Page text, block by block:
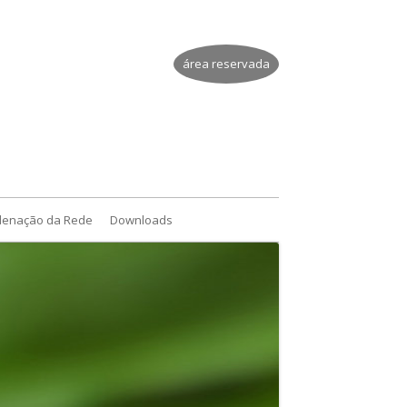
área reservada
da Rede Downloads